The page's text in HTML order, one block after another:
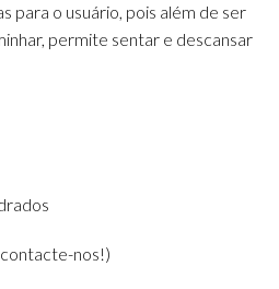
para o usuário, pois além de ser
permite sentar e descansar
nos!)